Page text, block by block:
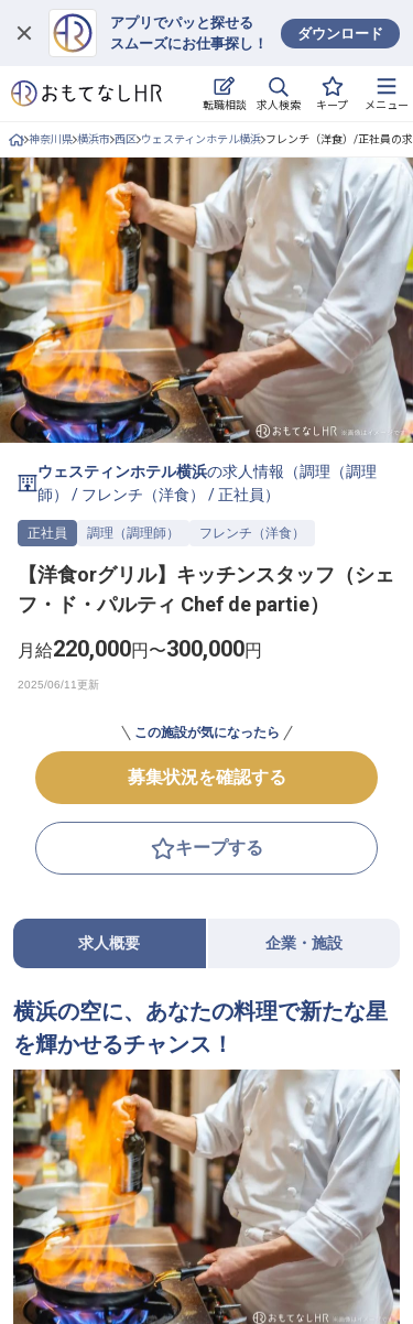
アプリでパッと探せる
スムーズにお仕事探し！
ダウンロード
転職相談 求人検索 キープ メニュー
ログイン
求人・施設を探す
キープした求人
就職・転職 合同説明会
おもてなしHRについて
ご利用の流れ
よくある質問
ホテル・宿泊業界情報コラム
無料 転職サポートに申し込む
採用をお考えの企業様へ
神奈川県 横浜市 西区 ウェスティンホテル横浜 フレンチ（洋食）/正社員の求
ウェスティンホテル横浜の求人情報（調理（調理
師）
/ フレンチ（洋食） /正社員 ）
正社員 調理（調理師） フレンチ（洋食）
【洋食orグリル】キッチンスタッフ（シェ
フ・ド・パルティ Chef de partie）
月給220,000円〜300,000円
この施設が気になったら
募集状況を確認する
キープする
求人概要 企業・施設
横浜の空に、あなたの料理で新たな星
を輝かせるチャンス！